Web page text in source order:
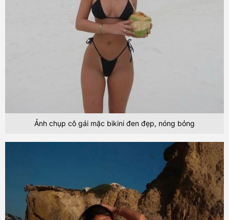
Ảnh chụp cô gái mặc bikini đen đẹp, nóng bỏng